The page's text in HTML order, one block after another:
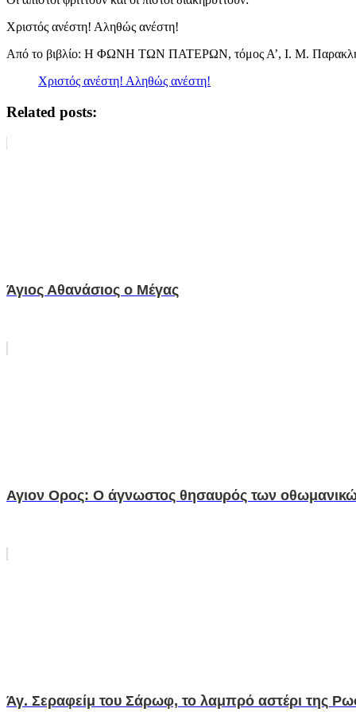
Χριστός ανέστη! Αληθώς ανέστη!
Από το βιβλίο: Η ΦΩΝΗ ΤΩΝ ΠΑΤΕΡΩΝ, τόμος Α’, Ι. Μ.
Χριστός ανέστη! Αληθώς ανέστη!
Related posts:
Άγιος Αθανάσιος ο Μέγας
Αγιον Ορος: Ο άγνωστος θησαυρός των
Άγ. Σεραφείμ του Σάρωφ, το λαμπρό αστέρι της